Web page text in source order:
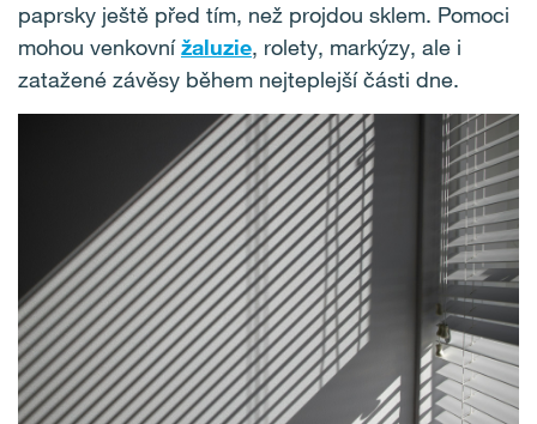
paprsky ještě před tím, než projdou sklem. Pomoci
mohou venkovnížaluzie, rolety, markýzy, ale i
zatažené závěsy během nejteplejší části dne.